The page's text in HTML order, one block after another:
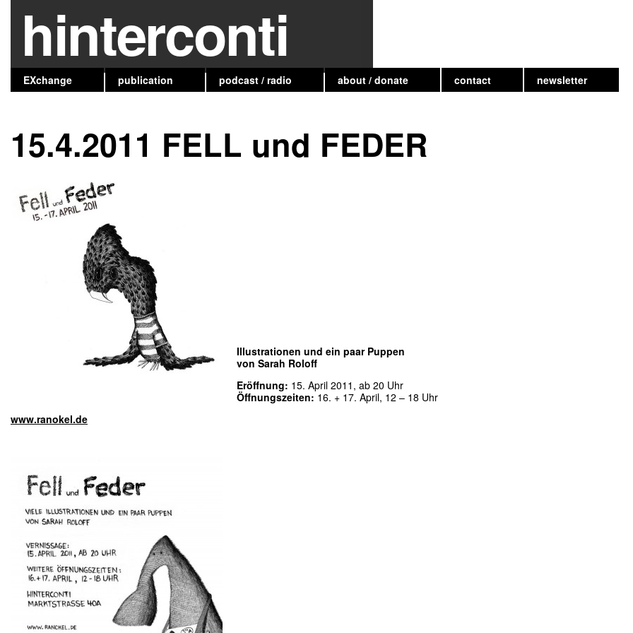
hinterconti
EXchange publication podcast / radio about / donate contact newsletter
15.4.2011 FELL und FEDER
Illustrationen und ein paar Puppen
von Sarah Roloff
Eröffnung: 15. April 2011, ab 20 Uhr
Öffnungszeiten: 16. + 17. April, 12 – 18 Uhr
www.ranokel.de